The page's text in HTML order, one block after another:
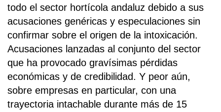
todo el sector hortícola andaluz debido a sus
acusaciones genéricas y especulaciones sin
confirmar sobre el origen de la intoxicación.
Acusaciones lanzadas al conjunto del sector
que ha provocado gravísimas pérdidas
económicas y de credibilidad. Y peor aún,
sobre empresas en particular, con una
trayectoria intachable durante más de 15